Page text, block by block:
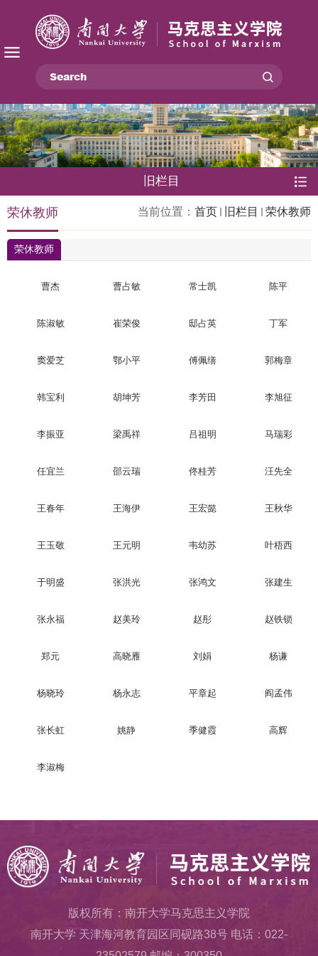
旧栏目
当前位置： 首页 旧栏目 荣休教师
荣休教师
荣休教师
曹杰 曹占敏 常士凯 陈平
陈淑敏 崔荣俊 邸占英 丁军
窦爱芝 鄂小平 傅佩缮 郭梅章
韩宝利 胡坤芳 李芳田 李旭征
李振亚 梁禹祥 吕祖明 马瑞彩
任宜兰 邵云瑞 佟桂芳 汪先全
王春年 王海伊 王宏懿 王秋华
王玉敬 王元明 韦幼苏 叶梧西
于明盛 张洪光 张鸿文 张建生
张永福 赵美玲 赵彤 赵铁锁
郑元 高晓雁 刘娟 杨谦
杨晓玲 杨永志 平章起 阎孟伟
张长虹 姚静 季健霞 高辉
李淑梅
版权所有：南开大学马克思主义学院
南开大学 天津海河教育园区同砚路38号 电话：022-